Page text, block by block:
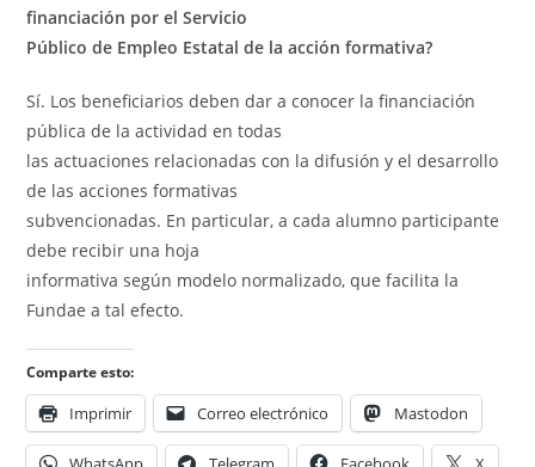
financiación por el Servicio
Público de Empleo Estatal de la acción formativa?
Sí. Los beneficiarios deben dar a conocer la financiación
pública de la actividad en todas
las actuaciones relacionadas con la difusión y el desarrollo
de las acciones formativas
subvencionadas. En particular, a cada alumno participante
debe recibir una hoja
informativa según modelo normalizado, que facilita la
Fundae a tal efecto.
Comparte esto:
Imprimir Correo electrónico Mastodon